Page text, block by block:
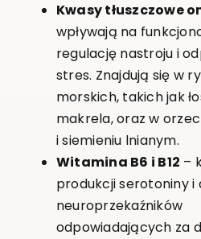
Kwasy tłuszczowe
wpływają na
regulację nastroju i
stres. Znajdują się w
morskich, takich jak
makrela, oraz w
i siemieniu lnianym.
Witamina B6 i B12 –
produkcji serotoniny i
neuroprzekaźników
odpowiadających za